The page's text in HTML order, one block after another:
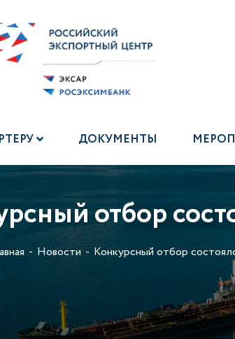
ДОКУМЕНТЫ
отбор
Новости Конкурсный отбор